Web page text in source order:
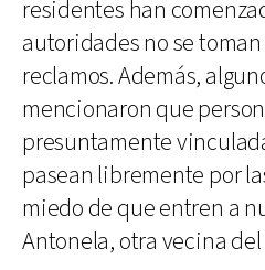
residentes han
autoridades no se
reclamos. Además,
mencionaron que
presuntamente
pasean libremente por
miedo de que entren a
Antonela, otra vecina